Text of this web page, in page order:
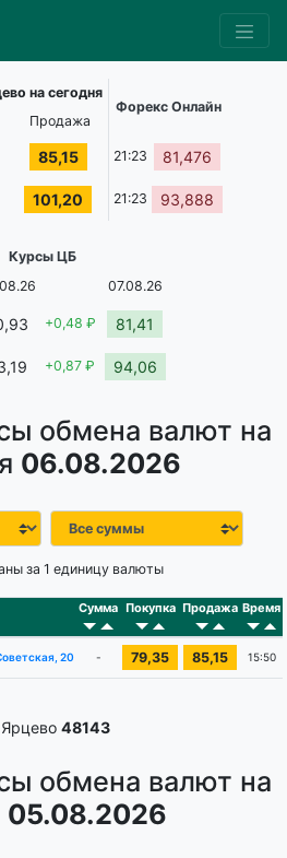
обмена валют на
06.08.2026
за 1 единицу валюты
Сумма Покупка Продажа Время
20 - 79,35 85,15 15:50
48143
обмена валют на
05.08.2026
на сегодня
Форекс Онлайн
Продажа
85,15 21:23 81,476
101,20 21:23 93,888
Курсы ЦБ
07.08.26
+0,48 ₽ 81,41
+0,87 ₽ 94,06